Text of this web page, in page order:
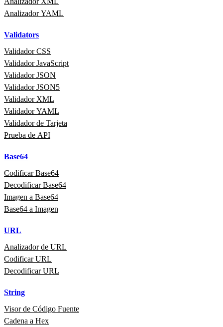
Analizador YAML
Validators
Validador CSS
Validador JavaScript
Validador JSON
Validador JSON5
Validador XML
Validador YAML
Validador de Tarjeta
Prueba de API
Base64
Codificar Base64
Decodificar Base64
Imagen a Base64
Base64 a Imagen
URL
Analizador de URL
Codificar URL
Decodificar URL
String
Visor de Código Fuente
Cadena a Hex